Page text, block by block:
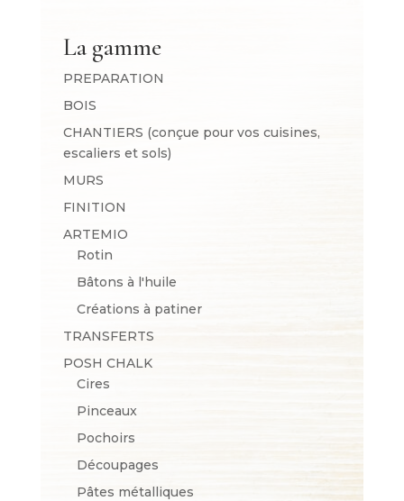
La gamme
PREPARATION
BOIS
CHANTIERS (conçue pour vos cuisines,
escaliers et sols)
MURS
FINITION
ARTEMIO
Rotin
Bâtons à l'huile
Créations à patiner
TRANSFERTS
POSH CHALK
Cires
Pinceaux
Pochoirs
Découpages
Pâtes métalliques